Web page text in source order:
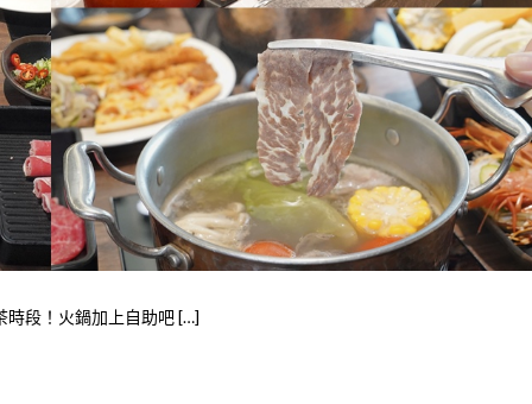
時段！火鍋加上自助吧 […]